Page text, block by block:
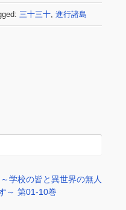
三十三十, 進行諸島
学校の皆と異世界の無人
～ 第01-10巻